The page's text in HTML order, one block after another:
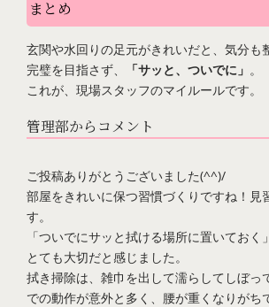
まとめ
玄関や水回りの足元がきれいだと、気分も
完璧を目指さず、
「サッと、ついでに」 。
これが、現場スタッフのマイルールです。
管理部からコメント
ご投稿ありがとうございました(^^)/
部屋をきれいに保つ習慣づくりですね！見
す。
「ついでにサッと拭ける場所に置いておく
とても大切だと感じました。
拭き掃除は、雑巾を出して濡らしてしぼっ
での動作が意外と多く、腰が重くなりがち